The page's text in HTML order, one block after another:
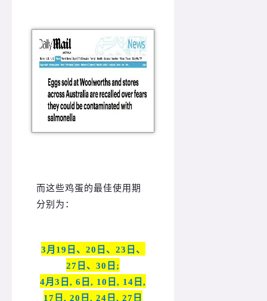
而这些鸡蛋的最佳使用期
分别为：
3月19日、20日、23日、
27日、30日;
4月3日, 6日, 10日, 14日,
17日, 20日, 24日, 27日